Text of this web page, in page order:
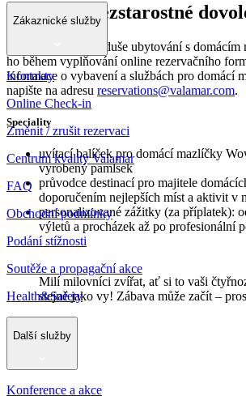
Dejte pac bezstarostné
Rezervujte si jednoduše ubytování s
ho během vyplňování online rezervačního
informace o vybavení a službách pro domácí
napište na adresu reservations@valamar.com.
Speciality
uvítací balíček pro domácí mazlíčky
vyrobený pamlsek
průvodce destinací pro majitele
doporučením nejlepších míst a aktivit v
personalizované zážitky (za příplatek):
výletů a procházek až po profesionální
Milí milovníci zvířat, ať si to vaši
stejně jako vy! Zábava může začít –
Zákaznické služby
Kontakty
Online Check-in
Změnit / zrušit rezervaci
Centrum kvality Valamar
FAQ
Obchodní podmínky
Podání stížnosti
Soutěže a propagační akce
Health&Safety
Další služby
Konference a akce